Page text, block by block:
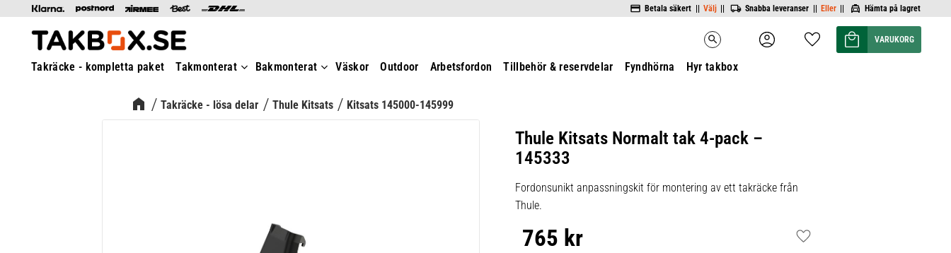
Betala säkert || Välj || Snabba leveranser || Eller || Hämta på lagret
search Favoriter
Kundvagn
Takräcke - kompletta paket Takmonterat Bakmonterat Väskor Outdoor Arbetsfordon Tillbehör & reservdelar Fyndhörna Hyr takbox
Takräcke - lösa delar Thule Kitsats Kitsats 145000-145999
Thule Kitsats Normalt tak 4-pack –
145333
Fordonsunikt anpassningskit för montering av ett takräcke från
Thule.
765 kr Lägg till i favoriter